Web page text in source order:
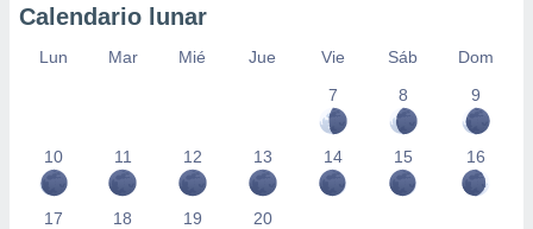
Calendario lunar
Lun Mar Mié Jue Vie Sáb
Dom
7
8 9
10 11 12 13 14 15 16
17 18 19 20